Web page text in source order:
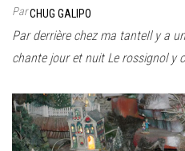
ParCHUG GALIPO
Par derrière chez ma tanteIl y a
chante jour et nuit Le rossignol y